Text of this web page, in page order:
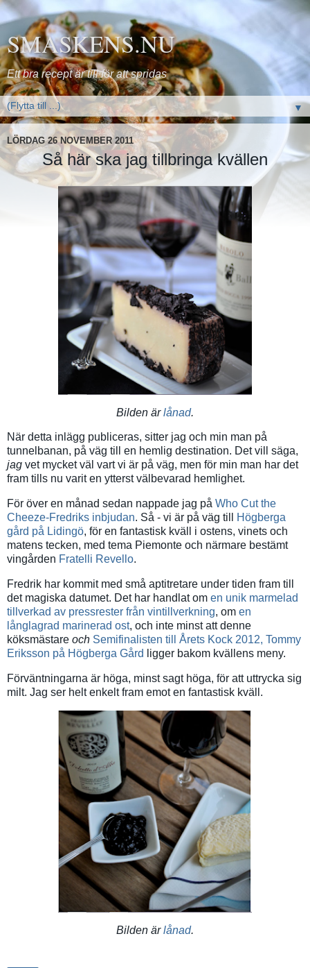
SMASKENS.NU
Ett bra recept är till för att spridas
▼
LÖRDAG 26 NOVEMBER 2011
Så här ska jag tillbringa kvällen
Bilden ärlånad.
När detta inlägg publiceras, sitter jag och min man på
tunnelbanan, på väg till en hemlig destination. Det vill säga,
jag vet mycket väl vart vi är på väg, men för min man har det
fram tills nu varit en ytterst välbevarad hemlighet.
För över en månad sedan nappade jag på Who Cut the
Cheeze-Fredriks inbjudan. Så - vi är på väg till
Högberga
gård på Lidingö, för en fantastisk kväll i ostens, vinets och
matens tecken, med tema Piemonte och närmare bestämt
vingården Fratelli Revello.
Fredrik har kommit med små aptitretare under tiden fram till
det magiska datumet. Det har handlat om en unik marmelad
tillverkad av pressrester från vintillverkning, om en
långlagrad marinerad ost, och inte minst att denne
köksmästare och Semifinalisten till Årets Kock 2012, Tommy
Eriksson på Högberga Gård
ligger bakom kvällens meny.
Förväntningarna är höga, minst sagt höga, för att uttrycka sig
milt. Jag ser helt enkelt fram emot en fantastisk kväll.
Bilden ärlånad.